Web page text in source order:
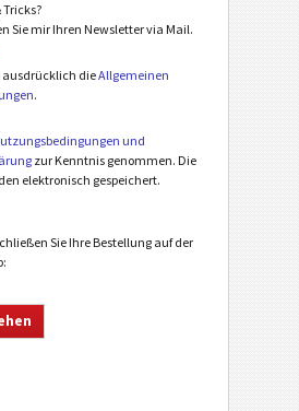
Sie mir Ihren Newsletter via Mail.
ausdrücklich dieAllgemeinen
.
und
zur Kenntnis genommen. Die
elektronisch gespeichert.
Sie Ihre Bestellung auf der